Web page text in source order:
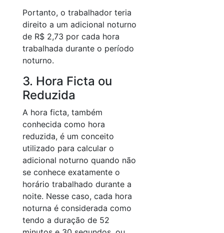
Portanto, o trabalhador teria
direito a um adicional noturno
de R$ 2,73 por cada hora
trabalhada durante o período
noturno.
3. Hora Ficta ou
Reduzida
A hora ficta, também
conhecida como hora
reduzida, é um conceito
utilizado para calcular o
adicional noturno quando não
se conhece exatamente o
horário trabalhado durante a
noite. Nesse caso, cada hora
noturna é considerada como
tendo a duração de 52